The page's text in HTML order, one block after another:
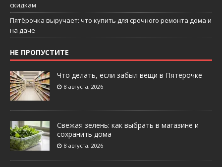
скидкам
Пятёрочка выручает: что купить для срочного ремонта дома и
на даче
НЕ ПРОПУСТИТЕ
Что делать, если забыл вещи в Пятерочке
8 августа, 2026
Свежая зелень: как выбрать в магазине и
сохранить дома
8 августа, 2026